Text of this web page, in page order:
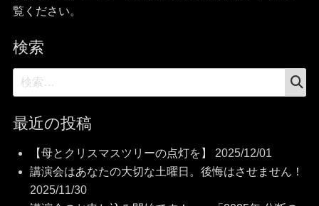
覧ください。
検索
検
索:
最近の投稿
【母とクリスマスツリーの点灯を】
2025/12/01
講演会はあなたの大切な土曜日。後悔はさせません！
2025/11/30